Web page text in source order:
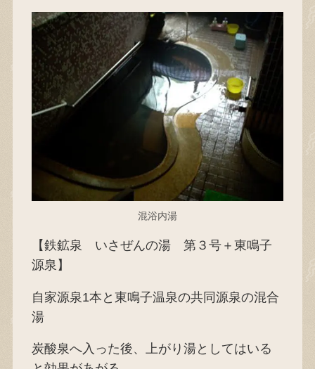
混浴内湯
【鉄鉱泉 いさぜんの湯 第３号＋東鳴子
源泉】
自家源泉1本と東鳴子温泉の共同源泉の混合
湯
炭酸泉へ入った後、上がり湯としてはいる